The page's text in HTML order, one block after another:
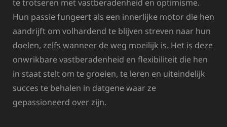
te trotseren met vastberadenheid en optimisme.
Hun passie fungeert als een innerlijke motor die hen
aandrijft om volhardend te blijven streven naar hun
doelen, zelfs wanneer de weg moeilijk is. Het is deze
onwrikbare vastberadenheid en flexibiliteit die hen
in staat stelt om te groeien, te leren en uiteindelijk
succes te behalen in datgene waar ze
gepassioneerd over zijn.